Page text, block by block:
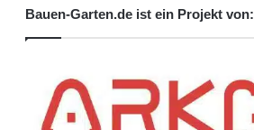
Bauen-Garten.de ist ein Projekt von: